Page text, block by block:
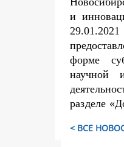
и
форме
научной
разделе
< ВСЕ